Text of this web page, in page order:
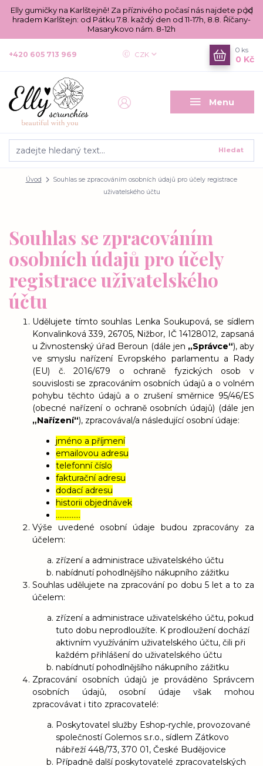
Elly gumičky na Karlštejně! Za příznivého počasí nás najdete pod
hradem Karlštejn: od Pátku 7.8. každý den od 11-17h, 8.8. Říčany-
Masarykovo nám. 8-12h
Menu
CZK
Hledat
+420 605 713 969
0 ks
0 Kč
Úvod
Souhlas se zpracováním osobních údajů pro účely registrace
uživatelského účtu
Souhlas se zpracováním
osobních údajů pro účely
registrace uživatelského
účtu
Udělujete tímto souhlas Lenka Soukupová, se sídlem
Konvalinková 339, 26705, Nižbor, IČ 14128012, zapsaná
u Živnostenský úřad Beroun (dále jen „Správce“), aby
ve smyslu nařízení Evropského parlamentu a Rady
(EU) č. 2016/679 o ochraně fyzických osob v
souvislosti se zpracováním osobních údajů a o volném
pohybu těchto údajů a o zrušení směrnice 95/46/ES
(obecné nařízení o ochraně osobních údajů) (dále jen
„Nařízení“), zpracovával/a následující osobní údaje:
jméno a příjmení
emailovou adresu
telefonní číslo
fakturační adresu
dodací adresu
historii objednávek
…………..
Výše uvedené osobní údaje budou zpracovány za
účelem:
zřízení a administrace uživatelského účtu
nabídnutí pohodlnějšího nákupního zážitku
Souhlas udělujete na zpracování po dobu 5 let a to za
účelem:
zřízení a administrace uživatelského účtu, pokud
tuto dobu neprodloužíte. K prodloužení dochází
aktivním využíváním uživatelského účtu, čili při
každém přihlášení do uživatelského účtu
nabídnutí pohodlnějšího nákupního zážitku
Zpracování osobních údajů je prováděno Správcem
osobních údajů, osobní údaje však mohou
zpracovávat i tito zpracovatelé:
Poskytovatel služby Eshop-rychle, provozované
společností Golemos s.r.o., sídlem Zátkovo
nábřeží 448/73, 370 01, České Budějovice
Případně další poskytovatelé zpracovatelských